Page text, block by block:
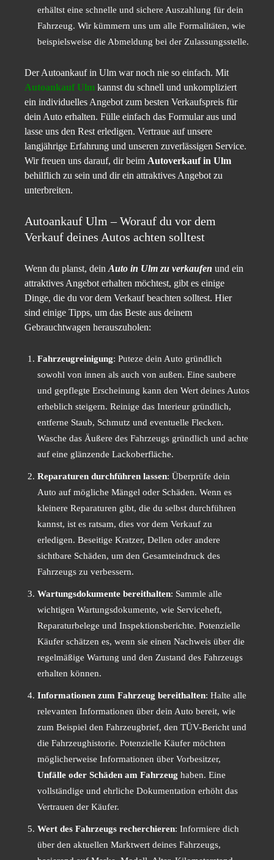
erhältst eine schnelle und sichere Auszahlung für dein
Fahrzeug. Wir kümmern uns um alle Formalitäten, wie
beispielsweise die Abmeldung bei der Zulassungsstelle.
Der Autoankauf in Ulm war noch nie so einfach. Mit
Autoankauf Ulm kannst du schnell und unkompliziert
ein individuelles Angebot zum besten Verkaufspreis für
dein Auto erhalten. Fülle einfach das Formular aus und
lasse uns den Rest erledigen. Vertraue auf unsere
langjährige Erfahrung und unseren zuverlässigen Service.
Wir freuen uns darauf, dir beim Autoverkauf in Ulm
behilflich zu sein und dir ein attraktives Angebot zu
unterbreiten.
Autoankauf Ulm – Worauf du vor dem
Verkauf deines Autos achten solltest
Wenn du planst, dein Auto in Ulm zu verkaufen und ein
attraktives Angebot erhalten möchtest, gibt es einige
Dinge, die du vor dem Verkauf beachten solltest. Hier
sind einige Tipps, um das Beste aus deinem
Gebrauchtwagen herauszuholen:
Fahrzeugreinigung: Puteze dein Auto gründlich
sowohl von innen als auch von außen. Eine saubere
und gepflegte Erscheinung kann den Wert deines Autos
erheblich steigern. Reinige das Interieur gründlich,
entferne Staub, Schmutz und eventuelle Flecken.
Wasche das Äußere des Fahrzeugs gründlich und achte
auf eine glänzende Lackoberfläche.
Reparaturen durchführen lassen: Überprüfe dein
Auto auf mögliche Mängel oder Schäden. Wenn es
kleinere Reparaturen gibt, die du selbst durchführen
kannst, ist es ratsam, dies vor dem Verkauf zu
erledigen. Beseitige Kratzer, Dellen oder andere
sichtbare Schäden, um den Gesamteindruck des
Fahrzeugs zu verbessern.
Wartungsdokumente bereithalten: Sammle alle
wichtigen Wartungsdokumente, wie Serviceheft,
Reparaturbelege und Inspektionsberichte. Potenzielle
Käufer schätzen es, wenn sie einen Nachweis über die
regelmäßige Wartung und den Zustand des Fahrzeugs
erhalten können.
Informationen zum Fahrzeug bereithalten: Halte alle
relevanten Informationen über dein Auto bereit, wie
zum Beispiel den Fahrzeugbrief, den TÜV-Bericht und
die Fahrzeughistorie. Potenzielle Käufer möchten
möglicherweise Informationen über Vorbesitzer,
Unfälle oder Schäden am Fahrzeug haben. Eine
vollständige und ehrliche Dokumentation erhöht das
Vertrauen der Käufer.
Wert des Fahrzeugs recherchieren: Informiere dich
über den aktuellen Marktwert deines Fahrzeugs,